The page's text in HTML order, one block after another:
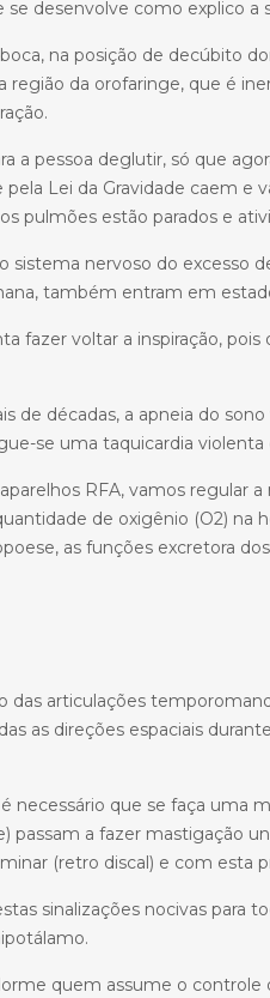
desenvolve como explico a
na posição de decúbito
da orofaringe, que é
a pessoa deglutir, só que
Lei da Gravidade caem
pulmões estão parados e
sistema nervoso do
também entram em
fazer voltar a inspiração,
de décadas, a apneia do
se uma taquicardia
RFA, vamos regular
de oxigênio (O2)
as funções excretora
articulações
as direções espaciais
necessário que se faça uma
a fazer mastigação
(retro discal) e com esta
sinalizações nocivas para
quem assume o